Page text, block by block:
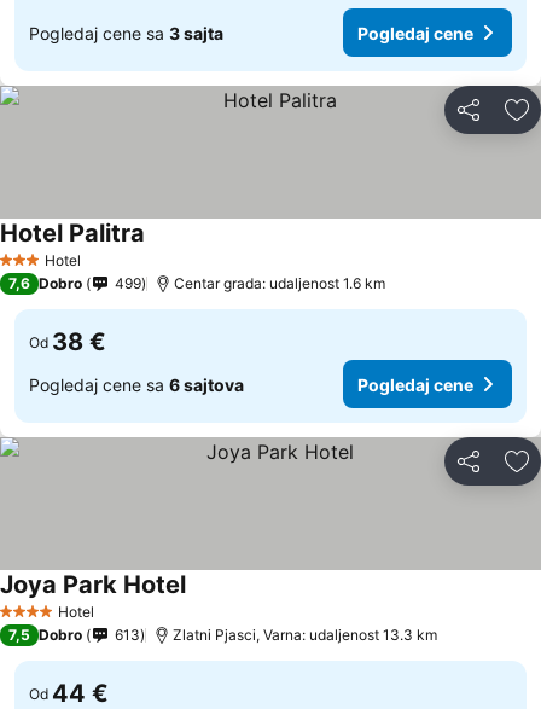
Pogledaj cene sa 3 sajta Pogledaj cene
Deli
3 Zvezdice
Hotel
Hotel Palitra
7,6 Dobro 499 Centar grada: udaljenost 1.6 km
Od 38 €
Pogledaj cene sa 6 sajtova Pogledaj cene
Deli
4 ZvezdiceHotel
Joya Park Hotel
7,5 Dobro 613 Zlatni Pjasci, Varna: udaljenost 13.3 km
Od 44 €